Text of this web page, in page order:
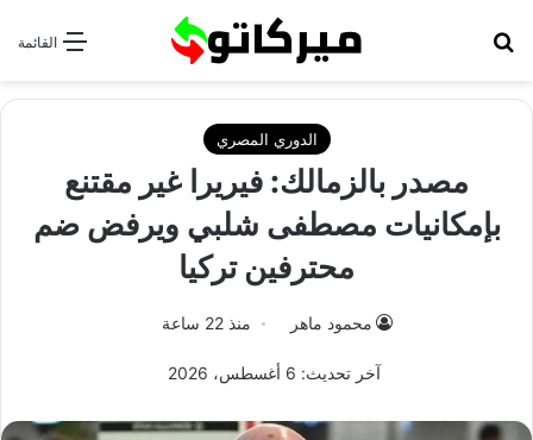
القائمة
الدوري المصري
مصدر بالزمالك: فيريرا غير مقتنع
بإمكانيات مصطفى شلبي ويرفض ضم
محترفين تركيا
محمود ماهر منذ 22 ساعة
آخر تحديث: 6 أغسطس، 2026